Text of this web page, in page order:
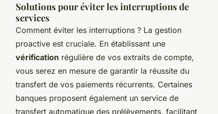
Solutions pour éviter les interruptions de
services
Comment éviter les interruptions ? La gestion
proactive est cruciale. En établissant une
vérification régulière de vos extraits de compte,
vous serez en mesure de garantir la réussite du
transfert de vos paiements récurrents. Certaines
banques proposent également un service de
transfert automatique des prélèvements, facilitant